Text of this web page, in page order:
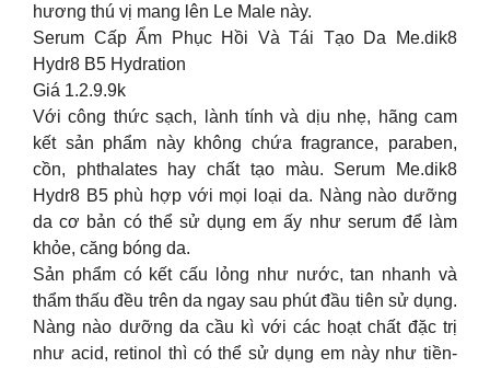
hương thú vị mang lên Le Male này.
Serum Cấp Ẩm Phục Hồi Và Tái Tạo Da Me.dik8
Hydr8 B5 Hydration
Giá 1.2.9.9k
Với công thức sạch, lành tính và dịu nhẹ, hãng cam
kết sản phẩm này không chứa fragrance, paraben,
cồn, phthalates hay chất tạo màu. Serum Me.dik8
Hydr8 B5 phù hợp với mọi loại da. Nàng nào dưỡng
da cơ bản có thể sử dụng em ấy như serum để làm
khỏe, căng bóng da.
Sản phẩm có kết cấu lỏng như nước, tan nhanh và
thẩm thấu đều trên da ngay sau phút đầu tiên sử dụng.
Nàng nào dưỡng da cầu kì với các hoạt chất đặc trị
như acid, retinol thì có thể sử dụng em này như tiền-